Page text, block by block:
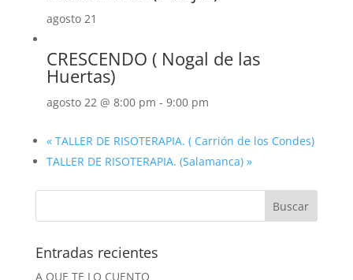
agosto 21
CRESCENDO ( Nogal de las
Huertas)
agosto 22 @ 8:00 pm - 9:00 pm
«TALLER DE RISOTERAPIA. ( Carrión de los Condes)
TALLER DE RISOTERAPIA. (Salamanca) »
Entradas recientes
A QUE TE LO CUENTO